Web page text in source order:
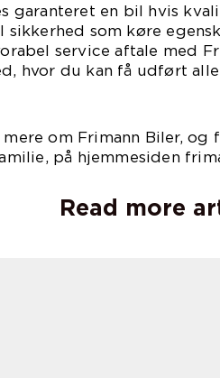
garanteret en bil hvis
sikkerhed som køre
service aftale med
hvor du kan få udført
mere om Frimann Biler,
på hjemmesiden
Read more